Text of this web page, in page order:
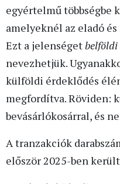
egyértelmű többségbe
amelyeknél az eladó
Ezt a jelenséget
nevezhetjük.
külföldi érdeklődés
megfordítva. Röviden:
bevásárlókosárral, és
A tranzakciók
először 2025-ben